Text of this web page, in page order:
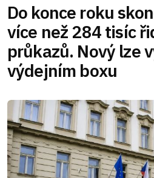
Do konce roku
více než 284 tisíc
průkazů. Nový lze
výdejním boxu